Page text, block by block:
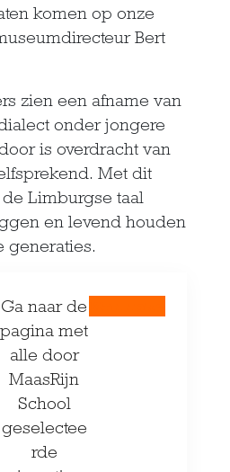
komen op onze
Bert
zien een afname van
onder jongere
is overdracht van
Met dit
Limburgse taal
en levend houden
generaties.
Ga naar de
pagina met
alle door
MaasRijn
School
geselectee
rde